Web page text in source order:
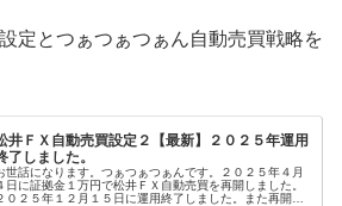
定とつぁつぁつぁん自動売買戦略を
井ＦＸ自動売買設定２【最新】２０２５年運用
了しました。
世話になります。つぁつぁつぁんです。２０２５年４月
日に証拠金１万円で松井ＦＸ自動売買を再開しました。
０２５年１２月１５日に運用終了しました。また再開し